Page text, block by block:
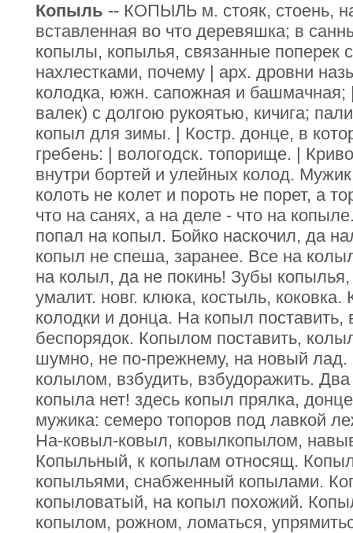
Копыль -- КОПЫЛЬ м. стояк, стоень,
вставленная во что деревяшка; в
копылы, копылья, связанные поперек
нахлестками, почему | арх. дровни
колодка, южн. сапожная и башмачная;
валек) с долгою рукоятью, кичига;
копыл для зимы. | Костр. донце, в
гребень: | вологодск. топорище. |
внутри бортей и улейных колод.
колоть не колет и пороть не порет, а
что на санях, а на деле - что на
попал на копыл. Бойко наскочил, да
копыл не спеша, заранее. Все на
на колыл, да не покинь! Зубы
умалит. новг. клюка, костыль,
колодки и донца. На копыл поставить,
беспорядок. Копылом поставить,
шумно, не по-прежнему, на новый лад.
колылом, взбудить, взбудоражить.
копыла нет! здесь копыл прялка,
мужика: семеро топоров под лавкой
На-ковыл-ковыл, ковылкопылом,
Копыльный, к копылам относящ.
копыльями, снабженный копылами.
копыловатый, на копыл похожий.
копылом, рожном, ломаться,